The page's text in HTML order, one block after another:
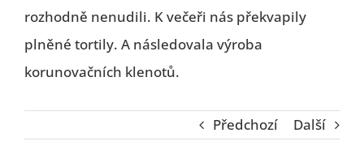
Předchozí Další
rozhodně nenudili. K večeři nás překvapily
plněné tortily. A následovala výroba
korunovačních klenotů.